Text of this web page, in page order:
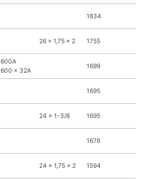
1834
26 x 1,75 x 2 1755
600A
600 x 32A
1699
1695
24 x 1-3/8 1695
1676
24 x 1,75 x 2 1594